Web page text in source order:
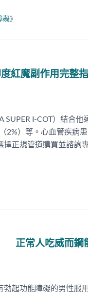
礙》
紅魔副作用完整
SUPER I-COT）結合
2%）等。心血管疾病
擇正規管道購買並諮詢
正常人吃威而鋼
勃起功能障礙的男性服